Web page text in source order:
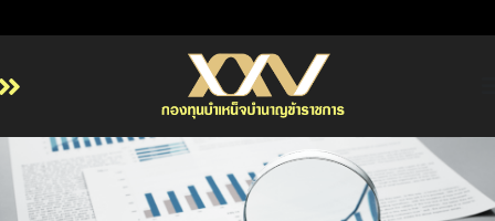
หน้าหลัก
เกี่ยวกับ กบข.